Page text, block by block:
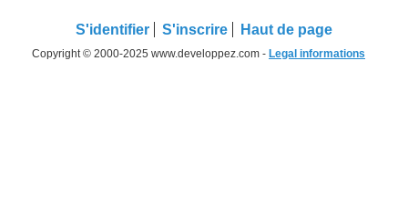
S'identifier S'inscrire Haut de page
Copyright © 2000-2025 www.developpez.com - Legal informations